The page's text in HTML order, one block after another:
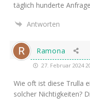
täg­lich hun­der­te
Antworten
Ramona
27. Februar 2024
Wie oft ist die­se Trul­la
sol­cher Nich­tig­kei­ten?